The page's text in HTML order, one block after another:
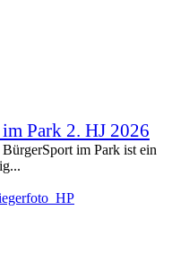
Park 2. HJ 2026
im Park ist ein